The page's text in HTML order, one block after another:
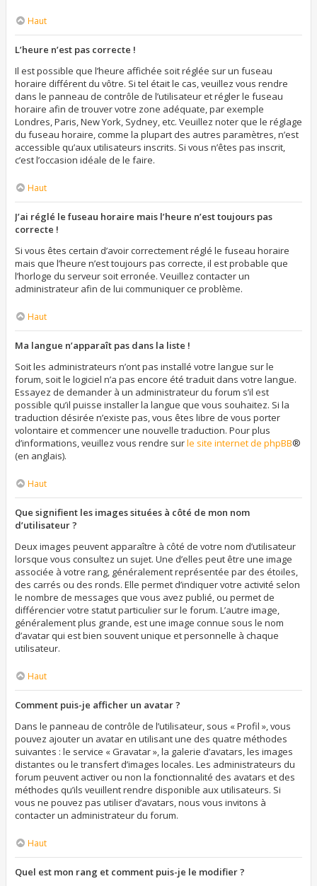
Haut
L’heure n’est pas correcte !
Il est possible que l’heure affichée soit réglée sur un fuseau
horaire différent du vôtre. Si tel était le cas, veuillez vous rendre
dans le panneau de contrôle de l’utilisateur et régler le fuseau
horaire afin de trouver votre zone adéquate, par exemple
Londres, Paris, New York, Sydney, etc. Veuillez noter que le réglage
du fuseau horaire, comme la plupart des autres paramètres, n’est
accessible qu’aux utilisateurs inscrits. Si vous n’êtes pas inscrit,
c’est l’occasion idéale de le faire.
Haut
J’ai réglé le fuseau horaire mais l’heure n’est toujours pas
correcte !
Si vous êtes certain d’avoir correctement réglé le fuseau horaire
mais que l’heure n’est toujours pas correcte, il est probable que
l’horloge du serveur soit erronée. Veuillez contacter un
administrateur afin de lui communiquer ce problème.
Haut
Ma langue n’apparaît pas dans la liste !
Soit les administrateurs n’ont pas installé votre langue sur le
forum, soit le logiciel n’a pas encore été traduit dans votre langue.
Essayez de demander à un administrateur du forum s’il est
possible qu’il puisse installer la langue que vous souhaitez. Si la
traduction désirée n’existe pas, vous êtes libre de vous porter
volontaire et commencer une nouvelle traduction. Pour plus
d’informations, veuillez vous rendre surle site internet de phpBB®
(en anglais).
Haut
Que signifient les images situées à côté de mon nom
d’utilisateur ?
Deux images peuvent apparaître à côté de votre nom d’utilisateur
lorsque vous consultez un sujet. Une d’elles peut être une image
associée à votre rang, généralement représentée par des étoiles,
des carrés ou des ronds. Elle permet d’indiquer votre activité selon
le nombre de messages que vous avez publié, ou permet de
différencier votre statut particulier sur le forum. L’autre image,
généralement plus grande, est une image connue sous le nom
d’avatar qui est bien souvent unique et personnelle à chaque
utilisateur.
Haut
Comment puis-je afficher un avatar ?
Dans le panneau de contrôle de l’utilisateur, sous « Profil », vous
pouvez ajouter un avatar en utilisant une des quatre méthodes
suivantes : le service « Gravatar », la galerie d’avatars, les images
distantes ou le transfert d’images locales. Les administrateurs du
forum peuvent activer ou non la fonctionnalité des avatars et des
méthodes qu’ils veuillent rendre disponible aux utilisateurs. Si
vous ne pouvez pas utiliser d’avatars, nous vous invitons à
contacter un administrateur du forum.
Haut
Quel est mon rang et comment puis-je le modifier ?